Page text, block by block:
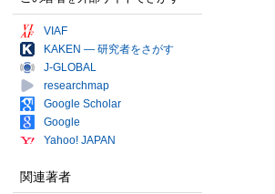
VIAF
KAKEN — 研究者をさがす
J-GLOBAL
researchmap
Google Scholar
Google
Yahoo! JAPAN
関連著者